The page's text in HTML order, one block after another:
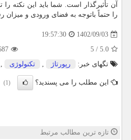
آن تأثیرگذار است. شما باید این نکته
را حتماً باتوجه به فضای ورودی و میزان
1402/09/03
19:57:30
5.0
/
5
تگهای خبر:
رپورتاژ , تكنولوژی ,
این مطلب را می پسندید؟ (1)
تازه ترین مطالب مرتبط